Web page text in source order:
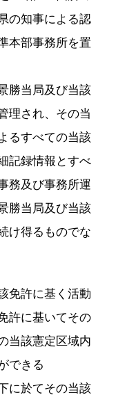
の知事による認
本部事務所を置
勝当局及び当該
理され、その当
るすべての当該
記録情報とすべ
務及び事務所運
勝当局及び当該
け得るものでな
免許に基く活動
許に基いてその
当該憲定区域内
できる
に於てその当該